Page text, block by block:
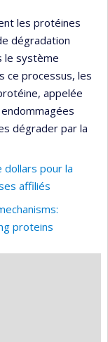
les protéines
dégradation
le système
ce processus, les
appelée
dégrader par la
dollars pour la
affiliés
proteins